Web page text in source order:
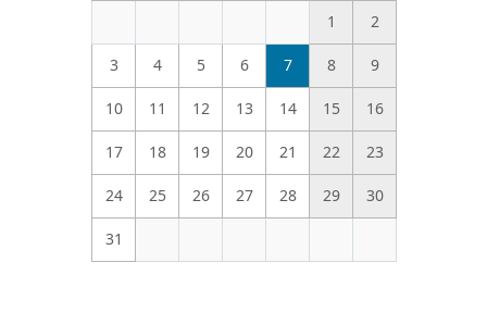
1
2
3 4 5 6 7 8 9
10 11 12 13 14 15 16
17 18 19 20 21 22 23
24 25 26 27 28 29 30
31